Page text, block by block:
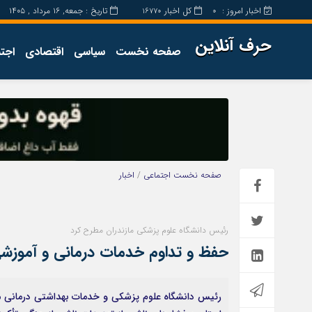
کل اخبار 16770 اخبار امروز : 0 تاریخ : جمعه, ۱۶ مرداد , ۱۴۰۵
حرف آنلاین صفحه نخست سیاسی اقتصادی
صفحه نخست اجتماعی / اخبار
رئیس دانشگاه علوم پزشکی مازندران مطرح کرد
حفظ و تداوم خدمات درمانی و آموزشی